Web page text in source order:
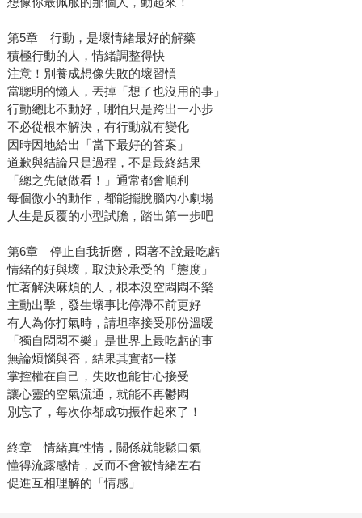
第5章 行動，是壞情緒最好的解藥
積極行動的人，情緒調整得快
注意！別養成想像失敗的壞習慣
當聰明的懶人，丟掉「想了也沒用的事」
行動總比不動好，哪怕只是跨出一小步
不必從根本解決，有行動就有變化
因時因地給出「當下最好的答案」
道歉與結論只是過程，不是最終結果
「總之先做做看！」通常都會順利
每個微小的動作，都能擺脫腦內小劇場
人生是反覆的小型試膽，踏出第一步吧
第6章 停止自我折磨，悶著不說最吃虧
情緒的好與壞，取決於承受的「態度」
忙著解決麻煩的人，根本沒空悶悶不樂
主動出擊，發生壞事比停滯不前更好
有人為你打氣時，請坦率接受那份溫暖
「獨自悶悶不樂」是世界上最吃虧的事
無論煩惱與否，結果其實都一樣
掌控權在自己，失敗也能甘心接受
讓心靈的空氣流通，就能不再鬱悶
別忘了，每次你都成功振作起來了！
終章 情緒真性情，關係就能鬆口氣
懂得流露感情，反而不會被情緒左右
促進互相理解的「情感」